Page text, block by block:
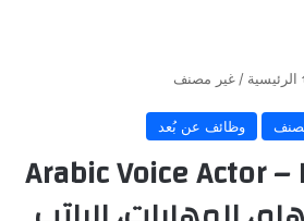
الرئيسية / غير مصنف
وظائف عن بُعد
Arabic Voice Actor –